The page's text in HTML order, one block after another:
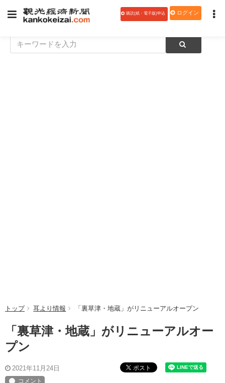
購読(紙・電子版)申込 ログイン
トップ 耳より情報 「裏草津・地蔵」がリニューアルオープン
「裏草津・地蔵」がリニューアルオー
プン
2021年11月24日 ポスト